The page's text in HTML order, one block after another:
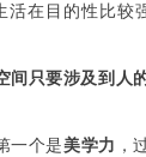
在目的性比较
只要涉及到
一个是美学力 ，